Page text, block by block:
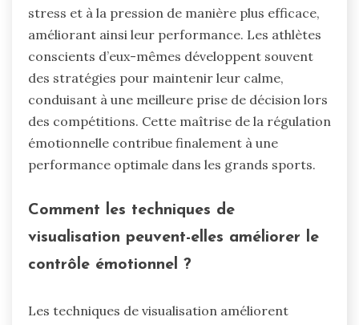
stress et à la pression de manière plus efficace,
améliorant ainsi leur performance. Les athlètes
conscients d’eux-mêmes développent souvent
des stratégies pour maintenir leur calme,
conduisant à une meilleure prise de décision lors
des compétitions. Cette maîtrise de la régulation
émotionnelle contribue finalement à une
performance optimale dans les grands sports.
Comment les techniques de
visualisation peuvent-elles améliorer le
contrôle émotionnel ?
Les techniques de visualisation améliorent